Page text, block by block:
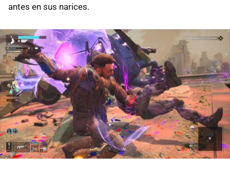
antes en sus narices.